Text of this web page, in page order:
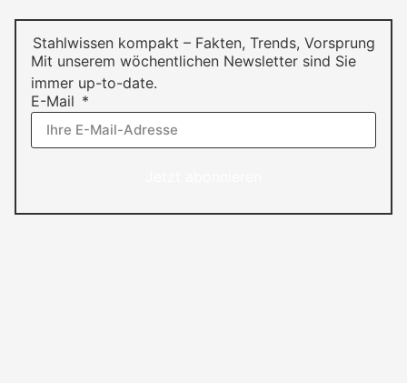
Stahlwissen kompakt – Fakten, Trends, Vorsprung
Mit unserem wöchentlichen Newsletter sind Sie
immer up-to-date.
E-Mail